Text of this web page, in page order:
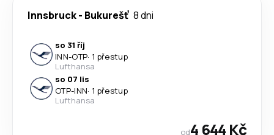
Innsbruck- Bukurešť 8 dni
so 31 říj
INN-OTP· 1 přestup
Lufthansa
so 07 lis
OTP-INN· 1 přestup
Lufthansa
od4 644 Kč